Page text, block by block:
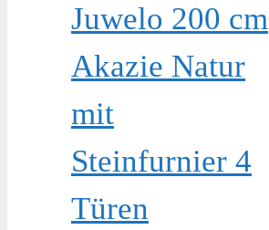
Juwelo 200 cm
Akazie Natur
mit
Steinfurnier 4
Türen